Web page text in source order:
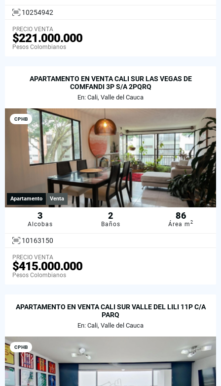
10254942
PRECIO VENTA
$221.000.000
Pesos Colombianos
APARTAMENTO EN VENTA CALI SUR LAS VEGAS DE
COMFANDI 3P S/A 2PQRQ
En: Cali, Valle del Cauca
CPHB
Apartamento Venta
3
Alcobas
2
Baños
86
Área m2
10163150
PRECIO VENTA
$415.000.000
Pesos Colombianos
APARTAMENTO EN VENTA CALI SUR VALLE DEL LILI 11P C/A
PARQ
En: Cali, Valle del Cauca
CPHB